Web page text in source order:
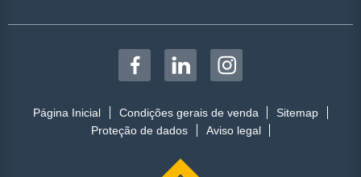
Página Inicial Condições gerais de venda
Sitemap
Proteção de dados
Aviso legal